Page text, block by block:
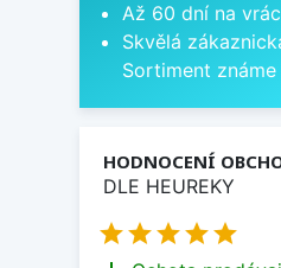
Až 60 dní na
Skvělá
Sortiment známe
HODNOCENÍ
DLE HEUREKY
